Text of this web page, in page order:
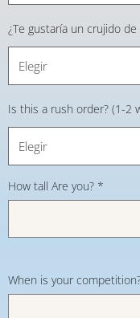
¿Te gustaría un crujido
Elegir
Is this a rush order? (1-2
Elegir
How tall Are you? *
When is your